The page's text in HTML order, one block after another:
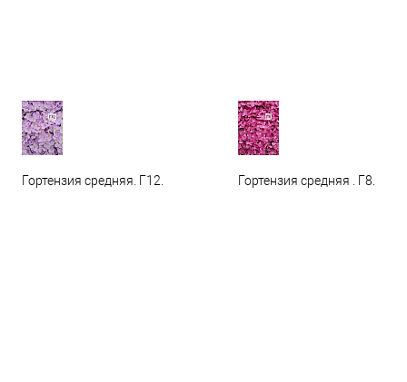
Гортензия средняя. Г12. Гортензия средняя . Г8.